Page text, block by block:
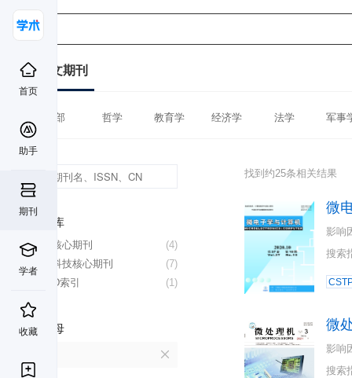
首页
助手
期刊
学者
收藏
中文期刊
全部 哲学 教育学 经济学 法学 军事
数据库
(4)
北大核心期刊
(7)
中国科技核心期刊
(1)
CSCD索引
首字母
找到约25条相关结果
微
影响
搜索
微
影响
搜索